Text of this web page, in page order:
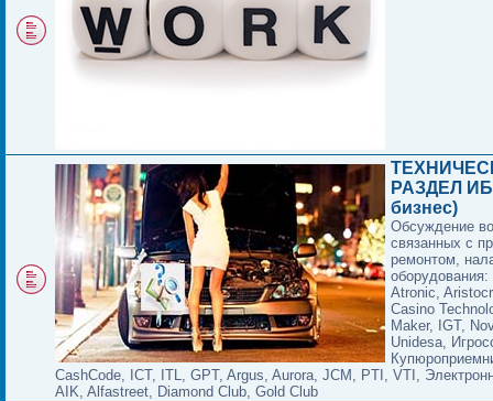
РАЗДЕЛ
бизнес)
Обсуждение
связанных с
ремонтом,
оборудования:
Atronic,
Casino
Maker, IGT,
Unidesa,
CashCode, ICT, ITL, GPT, Argus, Aurora, JCM, PTI, VTI,
AIK, Alfastreet, Diamond Club, Gold Club